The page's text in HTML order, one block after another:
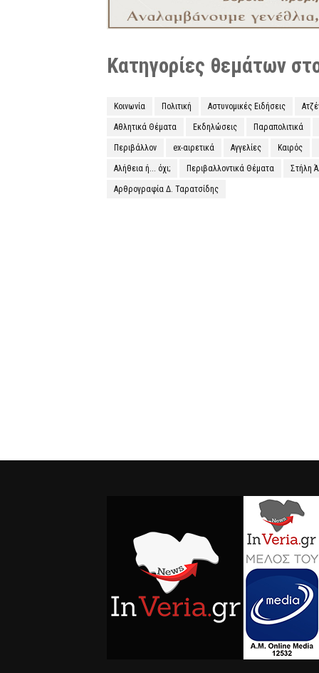
Κατηγορίες θεμάτων
Κοινωνία Πολιτική Αστυνομικές Ειδήσεις
Αθλητικά Θέματα Εκδηλώσεις Παραπολιτικά
Περιβάλλον ex-αιρετικά Αγγελίες Καιρός
Αλήθεια ή... όχι; Περιβαλλοντικά Θέματα Στήλη
Αρθρογραφία Δ. Ταρατσίδης